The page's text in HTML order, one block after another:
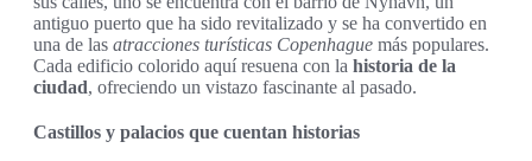
antiguo puerto que ha sido revitalizado y se ha convertido en
una de las atracciones turísticas Copenhague más populares.
Cada edificio colorido aquí resuena con la historia de la
ciudad, ofreciendo un vistazo fascinante al pasado.
Castillos y palacios que cuentan historias